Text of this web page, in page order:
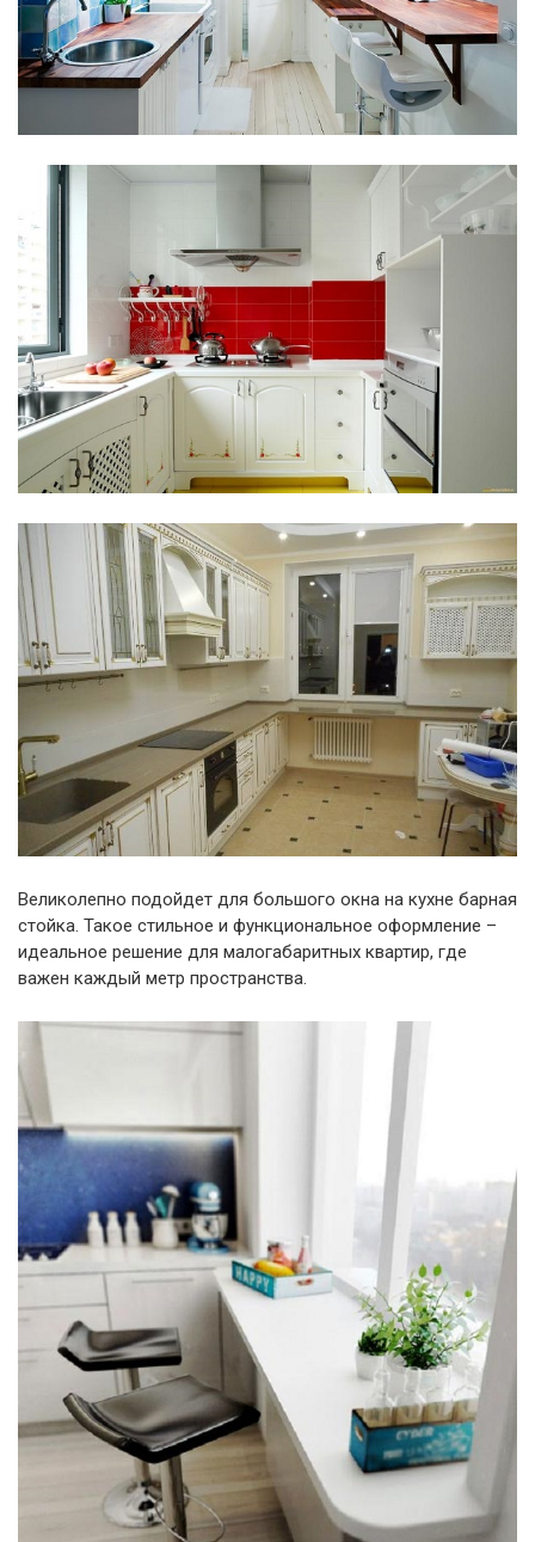
Великолепно подойдет для большого окна на кухне барная
стойка. Такое стильное и функциональное оформление –
идеальное решение для малогабаритных квартир, где
важен каждый метр пространства.